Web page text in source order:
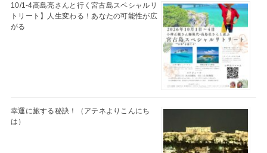
10/1-4高島亮さんと行く宮古島スペシャルリ
トリート】人生変わる！あなたの可能性が広
がる
幸運に旅する秘訣！（アテネよりこんにち
は）